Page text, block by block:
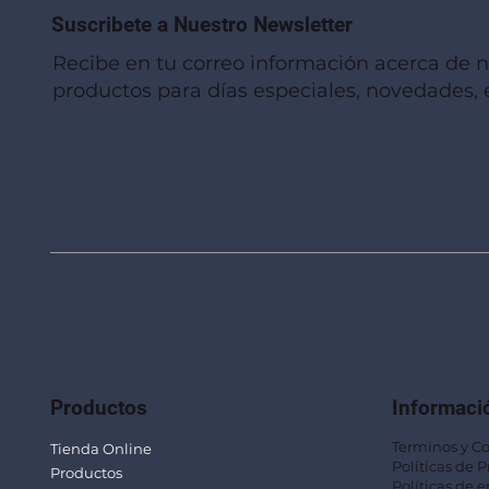
Suscribete a Nuestro Newsletter
Recibe en tu correo información acerca de
productos para días especiales, novedades,
Productos
Tienda Online
Productos
Terminos y
Políticas de